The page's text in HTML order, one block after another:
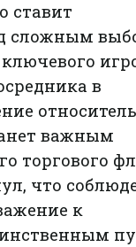
ставит
сложным
в
важным
торгового
что
к